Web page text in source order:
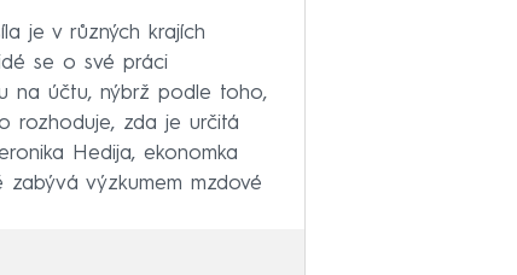
je v různých krajích
se o své práci
na účtu, nýbrž podle toho,
rozhoduje, zda je určitá
Hedija, ekonomka
výzkumem mzdové